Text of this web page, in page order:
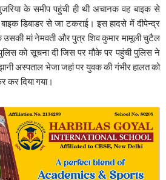
के समीप पहुंची ही थी अचानक वह बाइक से
डिबाडर से जा टकराई। इस हादसे में दीपेन्द्र
उसकी मां नेमवती और पुत्र शिव कुमार मामूली चुटैल
को सूचना दी जिस पर मौके पर पहुंची पुलिस ने
अस्पताल भेजा जहां पर युवक की गंभीर हालत को
दिया गया।